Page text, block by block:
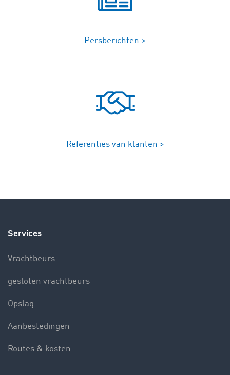
Persberichten >
Referenties van klanten >
Services
Vrachtbeurs
gesloten vrachtbeurs
Opslag
Aanbestedingen
Routes & kosten